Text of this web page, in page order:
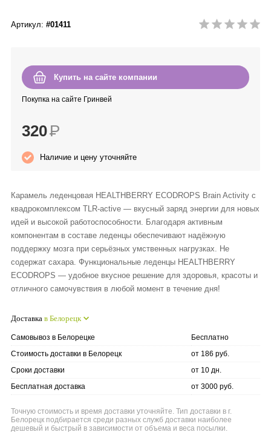
Happy Dew
Green Minds
Артикул: #01411
Купить на сайте компании
Покупка на сайте Гринвей
320Р
Наличие и цену уточняйте
Карамель леденцовая HEALTHBERRY ECODROPS Brain Activity с
квадрокомплексом TLR-active — вкусный заряд энергии для новых
идей и высокой работоспособности. Благодаря активным
компонентам в составе леденцы обеспечивают надёжную
поддержку мозга при серьёзных умственных нагрузках. Не
содержат сахара. Функциональные леденцы HEALTHBERRY
ECODROPS — удобное вкусное решение для здоровья, красоты и
отличного самочувствия в любой момент в течение дня!
Доставка в Белорецк
Самовывоз в Белорецке
Бесплатно
Стоимость доставки в Белорецк
от 186 руб.
Сроки доставки
от 10 дн.
Бесплатная доставка
от 3000 руб.
Точную стоимость и время доставки уточняйте. Тип доставки в г.
Белорецк подбирается среди разных служб доставки наиболее
дешевый и быстрый в зависимости от объема и веса посылки.